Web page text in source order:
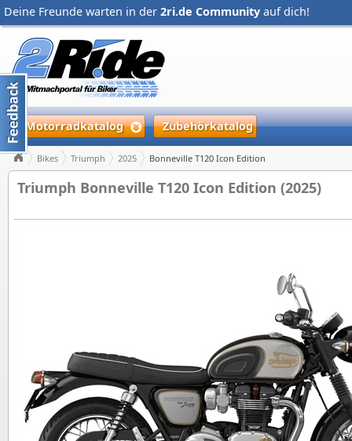
Deine Freunde warten in der 2ri.de Community auf dich!
Motorradkatalog Zubehörkatalog
Bikes Triumph 2025 Bonneville T120 Icon Edition
Triumph Bonneville T120 Icon Edition (2025)